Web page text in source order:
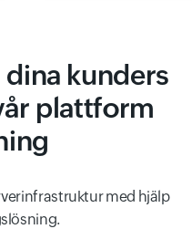
kunders
plattform
med hjälp